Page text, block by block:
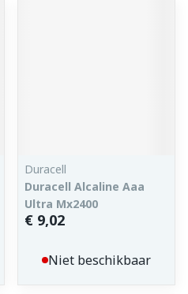
Duracell
Duracell Alcaline Aaa
Ultra Mx2400
€ 9,02
Niet beschikbaar